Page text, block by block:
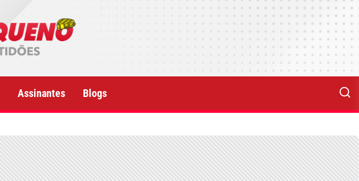
Assinantes Blogs